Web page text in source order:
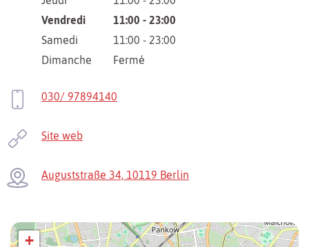
Vendredi
11:00 - 23:00
Samedi
11:00 - 23:00
Dimanche
Fermé
030/ 97894140
Site web
Auguststraße 34, 10119 Berlin
+